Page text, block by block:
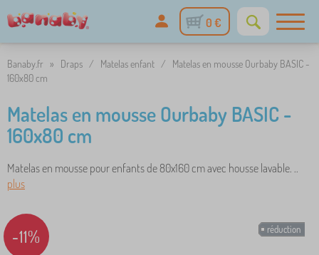
0 €
Banaby.fr » Draps / Matelas enfant /
Matelas en mousse Ourbaby BASIC -
160x80 cm
Matelas en mousse Ourbaby BASIC -
160x80 cm
Matelas en mousse pour enfants de 80x160 cm avec housse lavable. ..
plus
réduction
-11%